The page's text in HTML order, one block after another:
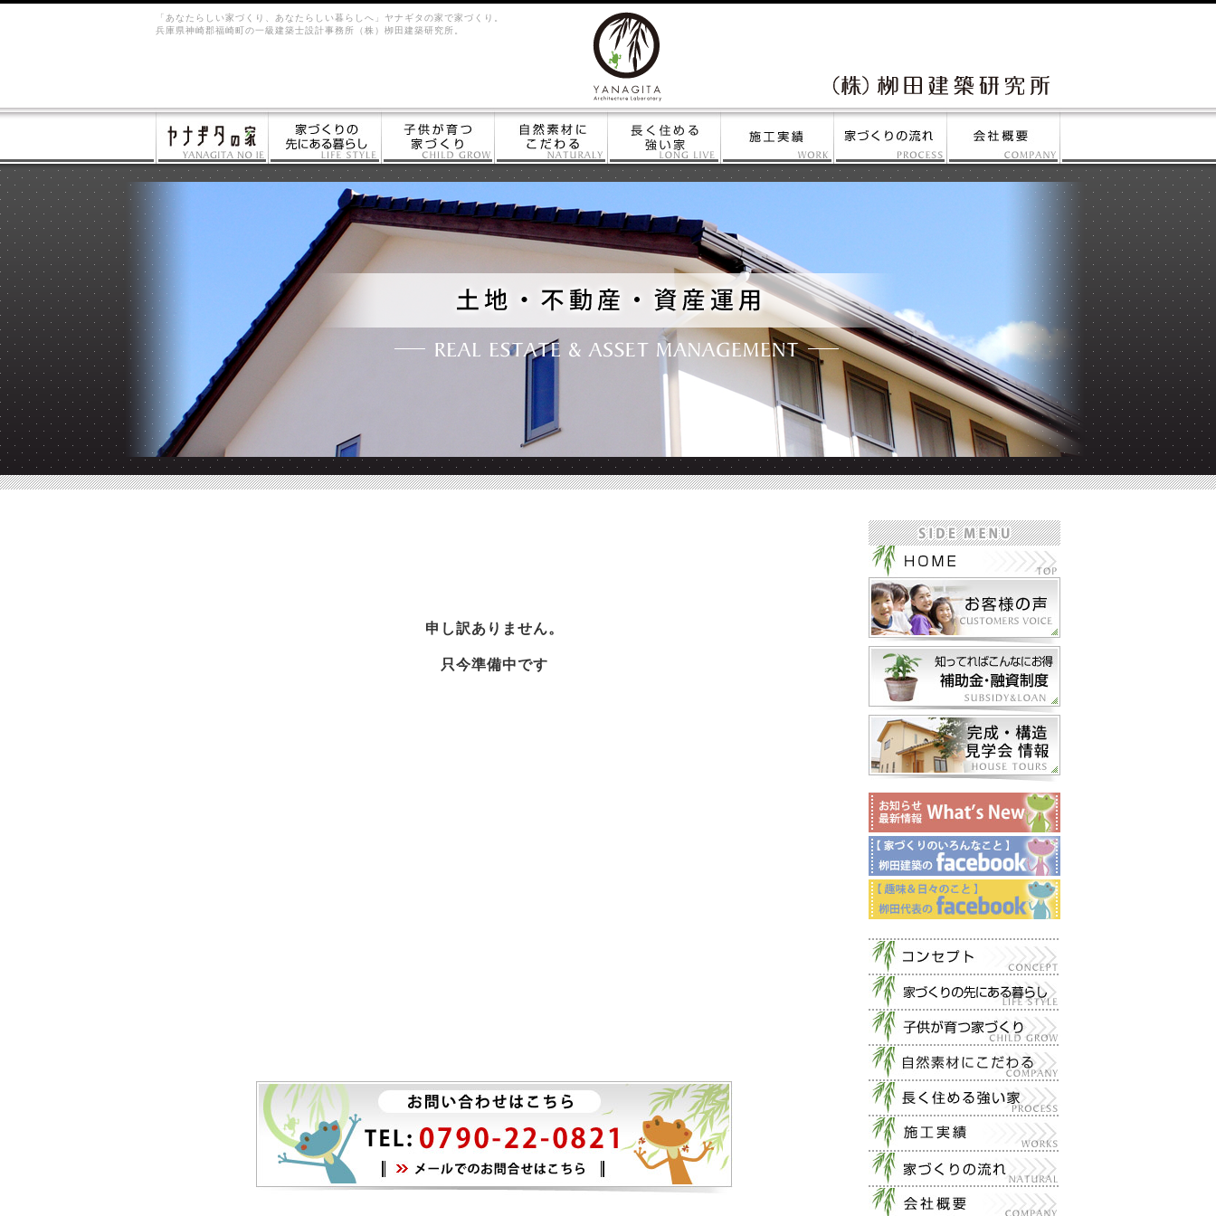
「あなたらしい家づくり、あなたらしい暮らしへ」ヤナギタの家で家づくり。
兵庫県神崎郡福崎町の一級建築士設計事務所（株）栁田建築研究所。
申し訳ありません。
只今準備中です